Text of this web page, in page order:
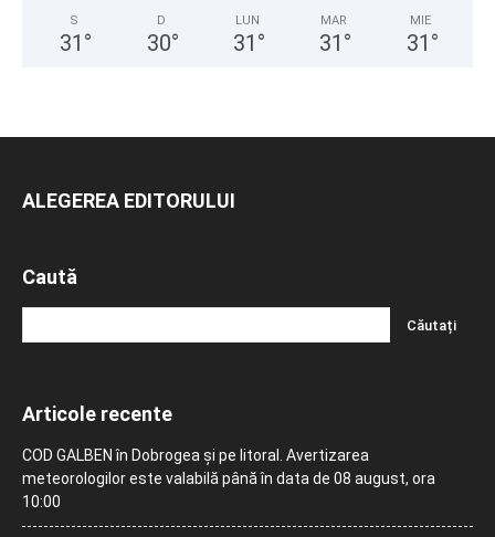
S
31 °
D
30°
LUN
31 °
MAR
31 °
MIE
31 °
ALEGEREA EDITORULUI
Caută
Articole recente
COD GALBEN în Dobrogea și pe litoral. Avertizarea
meteorologilor este valabilă până în data de 08 august, ora
10:00